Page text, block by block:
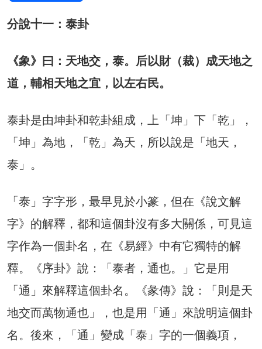
分說十一：泰卦
《象》曰：天地交，泰。后以財（裁）成天地之
道，輔相天地之宜，以左右民。
泰卦是由坤卦和乾卦組成，上「坤」下「乾」，
「坤」為地，「乾」為天，所以說是「地天，
泰」。
「泰」字字形，最早見於小篆，但在《說文解
字》的解釋，都和這個卦沒有多大關係，可見這
字作為一個卦名，在《易經》中有它獨特的解
釋。《序卦》說：「泰者，通也。」它是用
「通」來解釋這個卦名。《彖傳》說：「則是天
地交而萬物通也」，也是用「通」來說明這個卦
名。後來，「通」變成「泰」字的一個義項，